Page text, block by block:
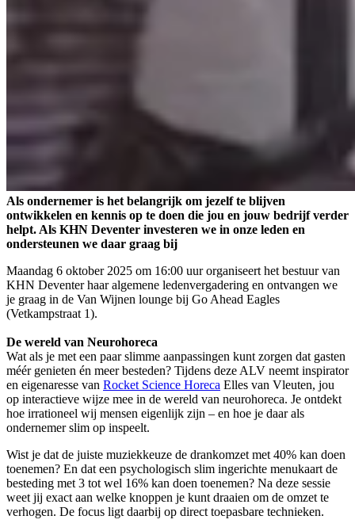
Als ondernemer is het belangrijk om jezelf te blijven
ontwikkelen en kennis op te doen die jou en jouw bedrijf verder
helpt. Als KHN Deventer investeren we in onze leden en
ondersteunen we daar graag bij
Maandag 6 oktober 2025 om 16:00 uur organiseert het bestuur van
KHN Deventer haar algemene ledenvergadering en ontvangen we
je graag in de Van Wijnen lounge bij Go Ahead Eagles
(Vetkampstraat 1).
De wereld van Neurohoreca
Wat als je met een paar slimme aanpassingen kunt zorgen dat gasten
méér genieten én meer besteden? Tijdens deze ALV neemt inspirator
en eigenaresse van Rocket Science Horeca Elles van Vleuten, jou
op interactieve wijze mee in de wereld van neurohoreca. Je ontdekt
hoe irrationeel wij mensen eigenlijk zijn – en hoe je daar als
ondernemer slim op inspeelt.
Wist je dat de juiste muziekkeuze de drankomzet met 40% kan doen
toenemen? En dat een psychologisch slim ingerichte menukaart de
besteding met 3 tot wel 16% kan doen toenemen? Na deze sessie
weet jij exact aan welke knoppen je kunt draaien om de omzet te
verhogen. De focus ligt daarbij op direct toepasbare technieken.